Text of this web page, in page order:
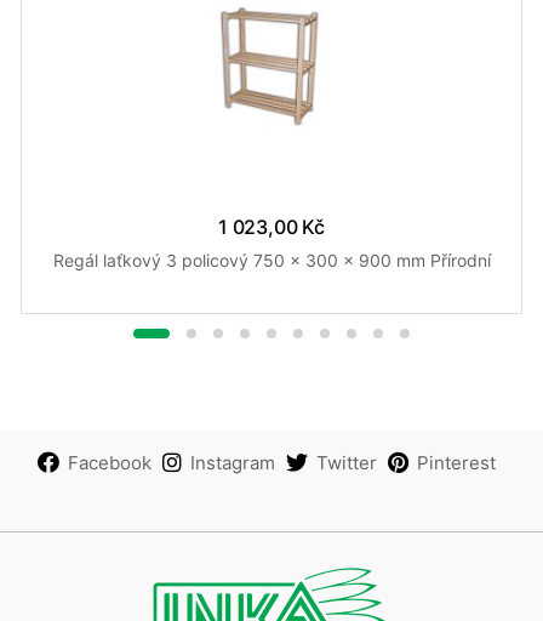
1 023,00 Kč
Regál laťkový 3 policový 750 x 300 x 900 mm Přírodní
Facebook Instagram Twitter Pinterest